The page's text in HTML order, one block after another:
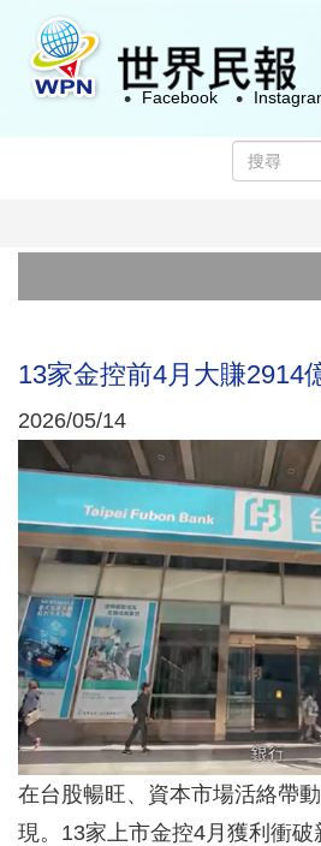
容
搜
尋
Facebook
13家金控前4月大賺2914
2026/05/14
在台股暢旺、資本市場活絡帶
現。13家上市金控4月獲利衝